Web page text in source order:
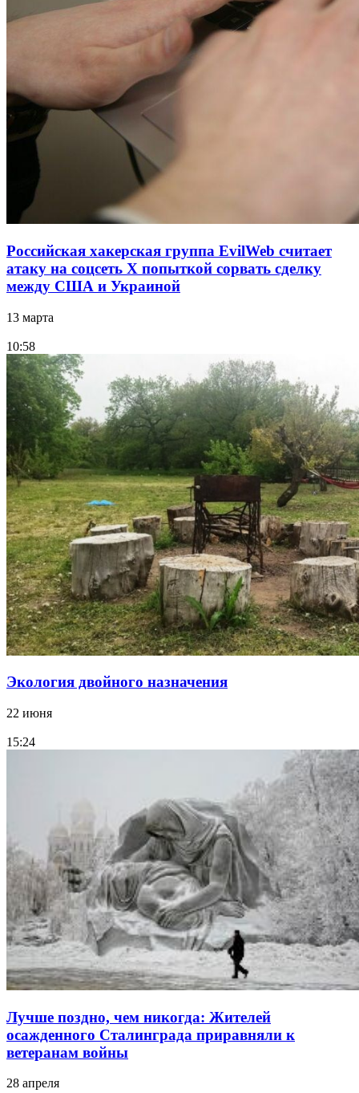
Российская хакерская группа EvilWeb считает
атаку на соцсеть Х попыткой сорвать сделку
между США и Украиной
13 марта
10:58
Экология двойного назначения
22 июня
15:24
Лучше поздно, чем никогда: Жителей
осажденного Сталинграда приравняли к
ветеранам войны
28 апреля